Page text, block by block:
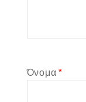
Όνομα*